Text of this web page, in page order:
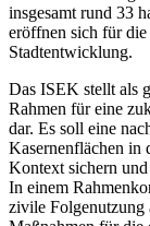
insgesamt rund 33
eröffnen sich für
Stadtentwicklung.
Das ISEK stellt als
Rahmen für eine
dar. Es soll eine
Kasernenflächen in
Kontext sichern
In einem
zivile Folgenutzung